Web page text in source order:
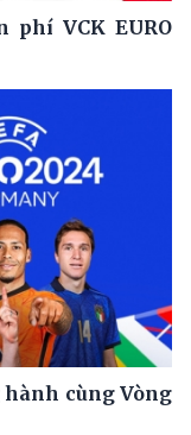
phí VCK EURO
cùng Vòng